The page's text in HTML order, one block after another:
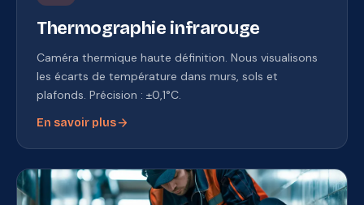
Thermographie infrarouge
Caméra thermique haute définition. Nous visualisons
les écarts de température dans murs, sols et
plafonds. Précision : ±0,1°C.
En savoir plusarrow_forward